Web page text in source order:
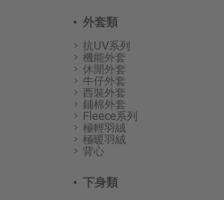
外套類
抗UV系列
機能外套
休閒外套
牛仔外套
西裝外套
鋪棉外套
Fleece系列
極輕羽絨
極暖羽絨
背心
下身類